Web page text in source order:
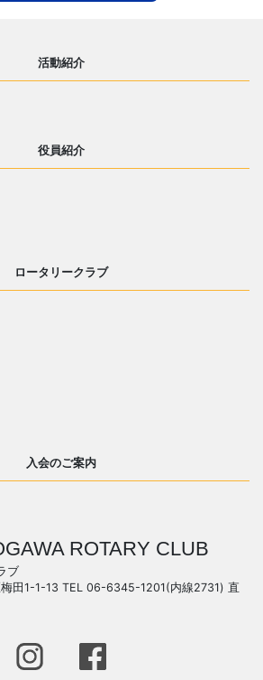
活動紹介
役員紹介
ロータリークラブ
入会のご案内
ROTARY CLUB
ブ
田1-1-13 TEL 06-6345-1201(内線2731) 直